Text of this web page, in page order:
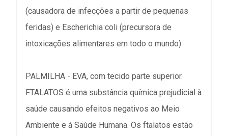
(causadora de infecções a partir de pequenas
feridas) e Escherichia coli (precursora de
intoxicações alimentares em todo o mundo)
PALMILHA - EVA, com tecido parte superior.
FTALATOS é uma substância química prejudicial à
saúde causando efeitos negativos ao Meio
Ambiente e à Saúde Humana. Os ftalatos estão